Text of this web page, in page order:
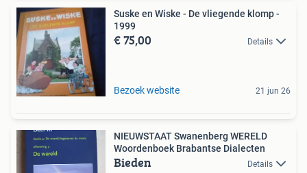
Suske en Wiske - De vliegende klomp -
1999
€ 75,00 Details
Bezoek website 21 jun 26
NIEUWSTAAT Swanenberg WERELD
Woordenboek Brabantse Dialecten
Bieden Details